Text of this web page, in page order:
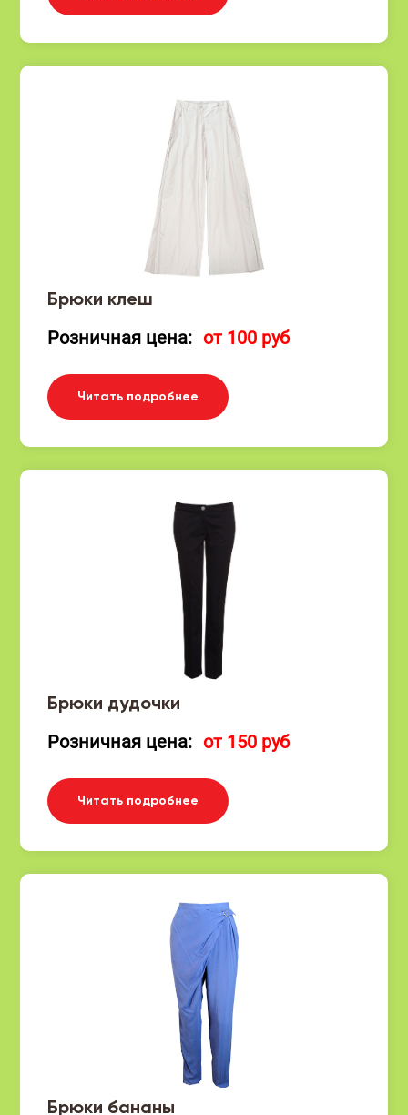
Брюки клеш
Розничная цена: от 100 руб
Читать подробнее
Брюки дудочки
Розничная цена: от 150 руб
Читать подробнее
Брюки бананы